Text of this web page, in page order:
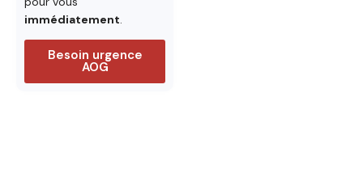
immédiatement.
Besoin urgence
AOG